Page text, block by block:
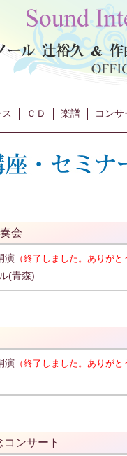
ＣＤ 楽譜 コン
会
演 （終了しました。ありが
(青森)
演 （終了しました。ありが
ンサート